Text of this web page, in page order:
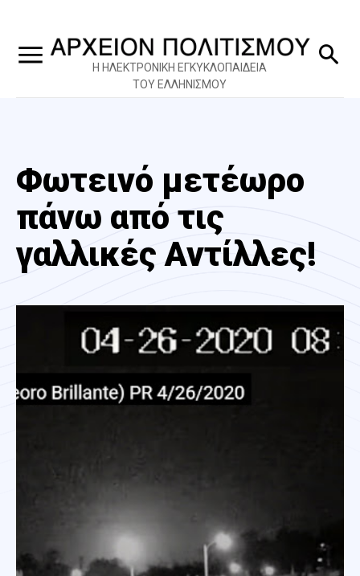
Η ΗΛΕΚΤΡΟΝΙΚΗ ΕΓΚΥΚΛΟΠΑΙΔΕΙΑ
ΤΟΥ ΕΛΛΗΝΙΣΜΟΥ
Φωτεινό μετέωρο
πάνω από τις
γαλλικές Αντίλλες!